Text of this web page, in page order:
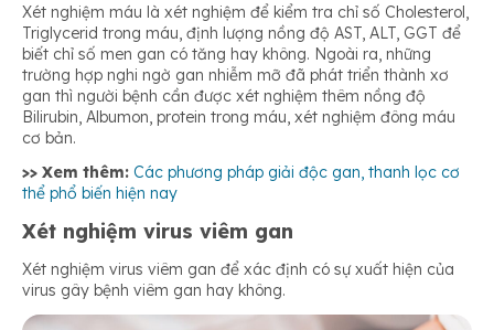
Xét nghiệm máu là xét nghiệm để kiểm tra chỉ số Cholesterol,
Triglycerid trong máu, định lượng nồng độ AST, ALT, GGT để
biết chỉ số men gan có tăng hay không. Ngoài ra, những
trường hợp nghi ngờ gan nhiễm mỡ đã phát triển thành xơ
gan thì người bệnh cần được xét nghiệm thêm nồng độ
Bilirubin, Albumon, protein trong máu, xét nghiệm đông máu
cơ bản.
>> Xem thêm: Các phương pháp giải độc gan, thanh lọc cơ
thể phổ biến hiện nay
Xét nghiệm virus viêm gan
Xét nghiệm virus viêm gan để xác định có sự xuất hiện của
virus gây bệnh viêm gan hay không.